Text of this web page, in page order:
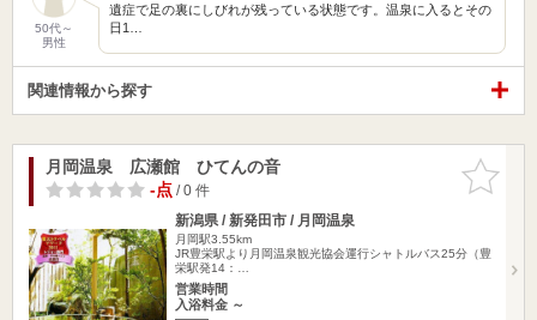
50代～
男性
遺症で足の裏にしびれが残っている状態です。温泉に入るとその
日1…
関連情報から探す
お気に入
りに追加
月岡温泉 広瀬館 ひてんの音
-点/ 0 件
新潟県 / 新発田市 / 月岡温泉
月岡駅3.55km
JR豊栄駅より月岡温泉観光協会運行シャトルバス25分（豊
栄駅発14：…
営業時間
入浴料金 ～